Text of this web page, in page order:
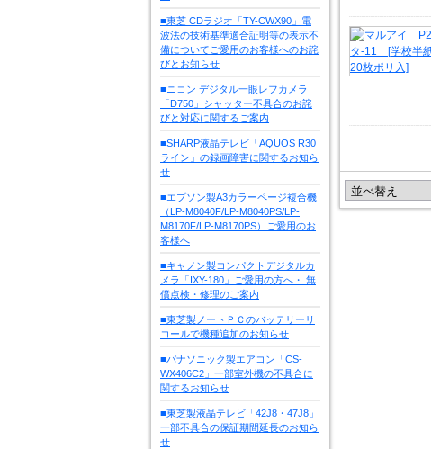
■東芝 CDラジオ「TY-CWX90」電
波法の技術基準適合証明等の表示不
備についてご愛用のお客様へのお詫
びとお知らせ
■ニコン デジタル一眼レフカメラ
「D750」シャッター不具合のお詫
びと対応に関するご案内
■SHARP液晶テレビ「AQUOS R30
ライン」の録画障害に関するお知ら
せ
■エプソン製A3カラーページ複合機
（LP-M8040F/LP-M8040PS/LP-
M8170F/LP-M8170PS）ご愛用のお
客様へ
■キャノン製コンパクトデジタルカ
メラ「IXY-180」ご愛用の方へ・ 無
償点検・修理のご案内
■東芝製ノートＰＣのバッテリーリ
コールで機種追加のお知らせ
■パナソニック製エアコン「CS-
WX406C2」一部室外機の不具合に
関するお知らせ
■東芝製液晶テレビ「42J8・47J8」
一部不具合の保証期間延長のお知ら
せ